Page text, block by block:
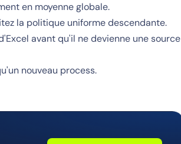
en moyenne globale.
la politique uniforme descendante.
avant qu'il ne devienne une source
nouveau process.